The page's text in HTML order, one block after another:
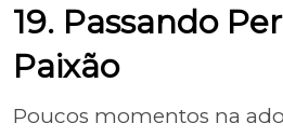
19. Passando
Paixão
Poucos momentos na